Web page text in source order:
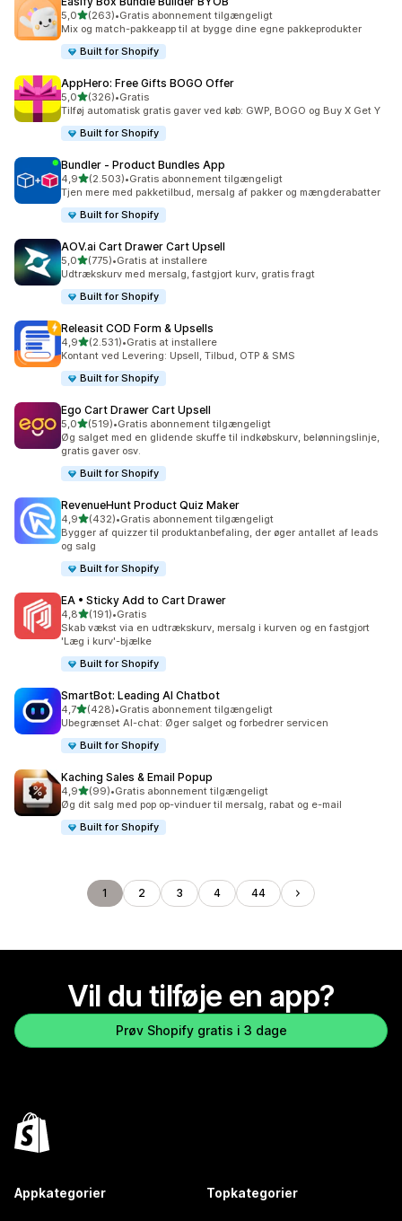
5,0ud af 5 stjerner
(263)
263 anmeldelser i alt
•Gratis abonnement tilgængeligt
Mix og match-pakkeapp til at bygge dine egne pakkeprodukter
Built for Shopify
AppHero: Free Gifts BOGO Offer
5,0ud af 5 stjerner
(326)
326 anmeldelser i alt
•Gratis
Tilføj automatisk gratis gaver ved køb: GWP, BOGO og Buy X Get Y
Built for Shopify
Bundler ‑ Product Bundles App
4,9ud af 5 stjerner
(2.503)
2503 anmeldelser i alt
•Gratis abonnement tilgængeligt
Tjen mere med pakketilbud, mersalg af pakker og mængderabatter
Built for Shopify
AOV.ai Cart Drawer Cart Upsell
5,0ud af 5 stjerner
(775)
775 anmeldelser i alt
•Gratis at installere
Udtrækskurv med mersalg, fastgjort kurv, gratis fragt
Built for Shopify
Releasit COD Form & Upsells
4,9ud af 5 stjerner
(2.531)
2531 anmeldelser i alt
•Gratis at installere
Kontant ved Levering: Upsell, Tilbud, OTP & SMS
Built for Shopify
Ego Cart Drawer Cart Upsell
5,0ud af 5 stjerner
(519)
519 anmeldelser i alt
•Gratis abonnement tilgængeligt
Øg salget med en glidende skuffe til indkøbskurv, belønningslinje,
gratis gaver osv.
Built for Shopify
RevenueHunt Product Quiz Maker
4,9ud af 5 stjerner
(432)
432 anmeldelser i alt
•Gratis abonnement tilgængeligt
Bygger af quizzer til produktanbefaling, der øger antallet af leads
og salg
Built for Shopify
EA • Sticky Add to Cart Drawer
4,8ud af 5 stjerner
(191)
191 anmeldelser i alt
•Gratis
Skab vækst via en udtrækskurv, mersalg i kurven og en fastgjort
'Læg i kurv'-bjælke
Built for Shopify
SmartBot: Leading AI Chatbot
4,7ud af 5 stjerner
(428)
428 anmeldelser i alt
•Gratis abonnement tilgængeligt
Ubegrænset AI-chat: Øger salget og forbedrer servicen
Built for Shopify
Kaching Sales & Email Popup
4,9ud af 5 stjerner
(99)
99 anmeldelser i alt
•Gratis abonnement tilgængeligt
Øg dit salg med pop op-vinduer til mersalg, rabat og e-mail
Built for Shopify
1 2 3 4 44
Vil du tilføje en app?
Prøv Shopify gratis i 3 dage
Appkategorier Topkategorier